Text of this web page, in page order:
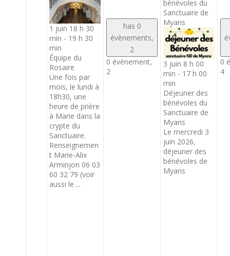
1 juin 18 h 30
min - 19 h 30
min
Équipe du
Rosaire
Une fois par
mois, le lundi à
18h30, une
heure de prière
à Marie dans la
crypte du
Sanctuaire.
Renseignemen
t Marie-Alix
Arminjon 06 03
60 32 79 (voir
aussi le ...
has 0
évènements,
2
0 évènement,
2
bénévoles du
Sanctuaire de
Myans
3 juin 8 h 00
min - 17 h 00
min
Déjeuner des
bénévoles du
Sanctuaire de
Myans
Le mercredi 3
juin 2026,
déjeuner des
bénévoles de
Myans
0
4